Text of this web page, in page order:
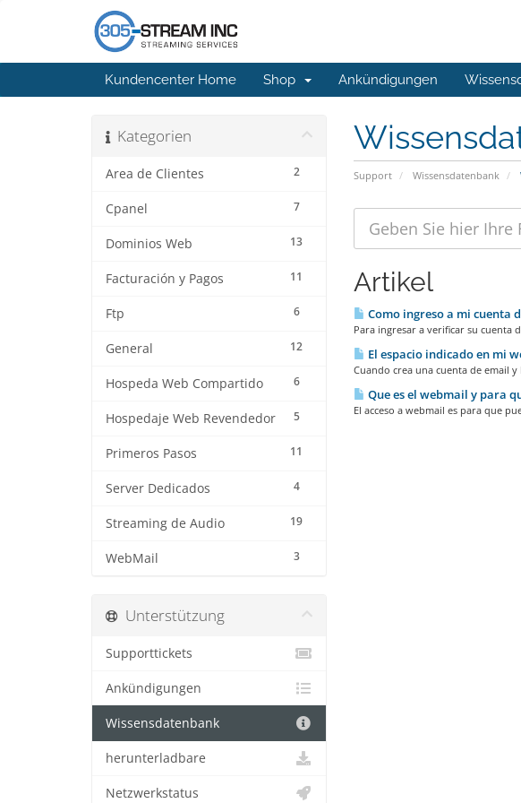
Kundencenter Home Shop Ankündigungen
Support Wissensdatenbank
Kategorien
2
Area de Clientes
7
Cpanel
13
Dominios Web
11
Facturación y Pagos
6
Ftp
12
General
6
Hospeda Web Compartido
5
Hospedaje Web Revendedor
11
Primeros Pasos
4
Server Dedicados
19
Streaming de Audio
3
WebMail
Artikel
Como ingreso a mi cuenta
Para ingresar a verificar su cuenta
El espacio indicado en mi
Cuando crea una cuenta de email
Que es el webmail y para
El acceso a webmail es para que
Unterstützung
Supporttickets
Ankündigungen
Wissensdatenbank
herunterladbare
Netzwerkstatus